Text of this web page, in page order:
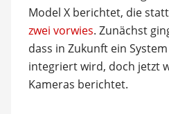
Model X berichtet, die
zwei vorwies. Zunächst
dass in Zukunft ein
integriert wird, doch jetzt
Kameras berichtet.